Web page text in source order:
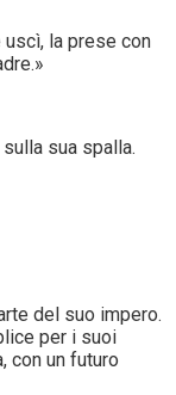
la prese con
sua spalla.
del suo impero.
per i suoi
con un futuro